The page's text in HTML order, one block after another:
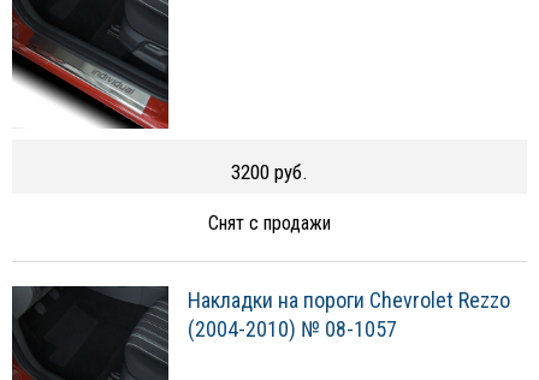
3200 руб.
Снят с продажи
Накладки на пороги Chevrolet Rezzo
(2004-2010) № 08-1057